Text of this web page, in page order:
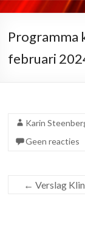
Programma
februari
Karin
Geen reacties
← Verslag